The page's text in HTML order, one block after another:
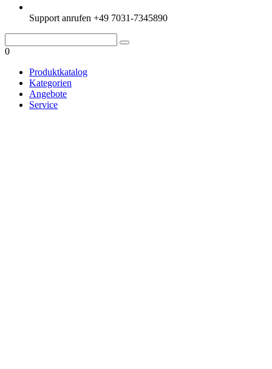
Support anrufen +49 7031-7345890
0
Produktkatalog
Kategorien
Angebote
Service